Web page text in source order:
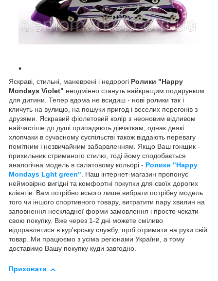
Яскраві, стильні, маневрені і недорогі Ролики "Happy
Mondays Violet" неодмінно стануть найкращим подарунком
для дитини. Тепер вдома не всидиш - нові ролики так і
кличуть на вулицю, на пошуки пригод і веселих перегонів з
друзями. Яскравий фіолетовий колір з неоновим відливом
найчастіше до душі припадають дівчаткам, однак деякі
хлопчаки в сучасному суспільстві також віддають перевагу
помітним і незвичайним забарвленням. Якщо Ваш гонщик -
прихильник стриманого стилю, тоді йому сподобається
аналогічна модель в салатовому кольорі - Ролики "Happy
Mondays Lght green". Наш інтернет-магазин пропонує
неймовірно вигідні та комфортні покупки для своїх дорогих
клієнтів. Вам потрібно всього лише вибрати потрібну модель
того чи іншого спортивного товару, витратити пару хвилин на
заповнення нескладної форми замовлення і просто чекати
свою покупку. Вже через 1-2 дні можете сміливо
відправлятися в кур'єрську службу, щоб отримати на руки свій
товар. Ми працюємо з усіма регіонами України, а тому
доставимо Вашу покупку куди завгодно.
Приховати